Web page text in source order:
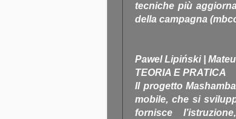
tecniche più
della campagna
Pawel Lipiński |
TEORIA E PRATICA
Il progetto
mobile, che si
fornisce